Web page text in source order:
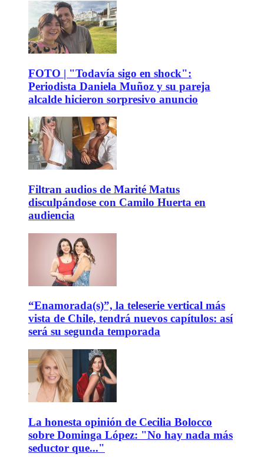
FOTO | "Todavía sigo en shock":
Periodista Daniela Muñoz y su pareja
alcalde hicieron sorpresivo anuncio
Filtran audios de Marité Matus
disculpándose con Camilo Huerta en
audiencia
“Enamorada(s)”, la teleserie vertical más
vista de Chile, tendrá nuevos capítulos: así
será su segunda temporada
La honesta opinión de Cecilia Bolocco
sobre Dominga López: "No hay nada más
seductor que..."